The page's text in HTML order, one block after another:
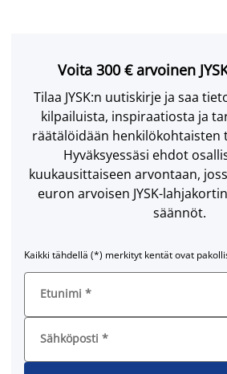
Voita 300 € arvoinen
Tilaa JYSK:n uutiskirje ja saa
kilpailuista, inspiraatiosta ja
räätälöidään henkilökohtaisten
Hyväksyessäsi ehdot
kuukausittaiseen arvontaan,
euron arvoisen JYSK-
säännöt.
Kaikki tähdellä (*) merkityt kentät ovat
Etunimi *
Sähköposti *